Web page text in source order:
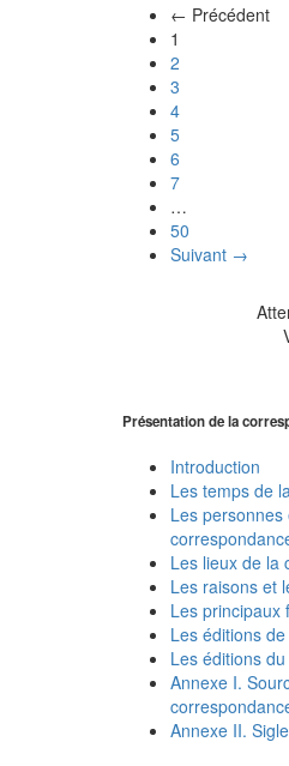
← Précédent
1
2
3
4
5
6
7
…
50
Suivant →
Présentation de la
Introduction
Les temps de
Les
Les lieux de la
Les raisons et
Les principaux
Les éditions
Les éditions
Annexe I.
Annexe II.